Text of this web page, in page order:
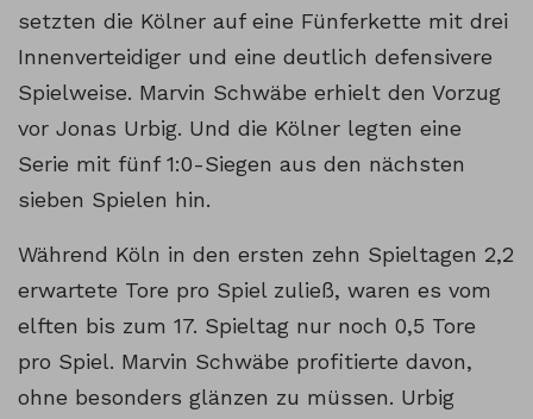
setzten die Kölner auf eine Fünferkette mit drei
Innenverteidiger und eine deutlich defensivere
Spielweise. Marvin Schwäbe erhielt den Vorzug
vor Jonas Urbig. Und die Kölner legten eine
Serie mit fünf 1:0-Siegen aus den nächsten
sieben Spielen hin.
Während Köln in den ersten zehn Spieltagen 2,2
erwartete Tore pro Spiel zuließ, waren es vom
elften bis zum 17. Spieltag nur noch 0,5 Tore
pro Spiel. Marvin Schwäbe profitierte davon,
ohne besonders glänzen zu müssen. Urbig